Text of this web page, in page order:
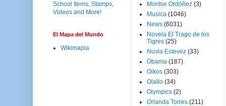
El Mapa del Mundo
Wikimapia
Montse Ordóñez (3)
Musica (1046)
News (6031)
Novela El Trago de los
Tigres (25)
Nuvia Estevez (33)
Obama (187)
Oikos (303)
Olallo (34)
Olympics (2)
Orlanda Torres (211)